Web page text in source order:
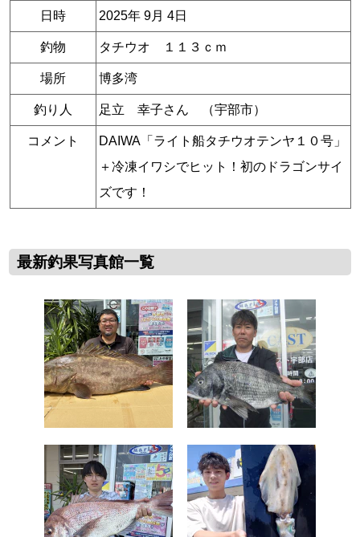
日時 2025年 9月 4日
釣物 タチウオ １１３ｃｍ
場所 博多湾
釣り人 足立 幸子さん （宇部市）
コメント
DAIWA「ライト船タチウオテンヤ１０号」
＋冷凍イワシでヒット！初のドラゴンサイ
ズです！
最新釣果写真館一覧